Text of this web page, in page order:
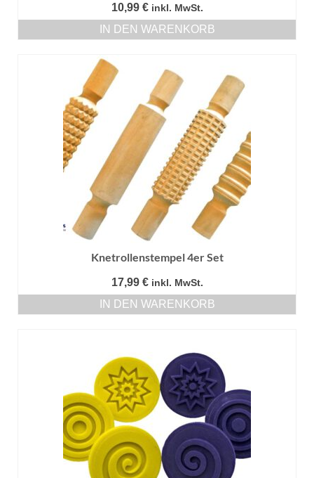
10,99 € inkl. MwSt.
IN DEN WARENKORB
Knetrollenstempel 4er Set
17,99 € inkl. MwSt.
IN DEN WARENKORB